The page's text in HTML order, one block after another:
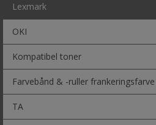
Lexmark
OKI
Kompatibel toner
Farvebånd & -ruller frankeringsfarve
TA